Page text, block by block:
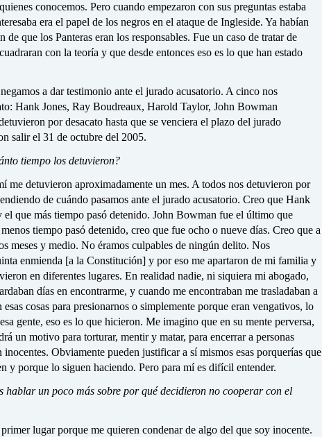
conocemos. Pero cuando empezaron con sus preguntas estaba
era el papel de los negros en el ataque de Ingleside. Ya habían
de que los Panteras eran los responsables. Fue un caso de tratar de
con la teoría y que desde entonces eso es lo que han estado
a dar testimonio ante el jurado acusatorio. A cinco nos
Hank Jones, Ray Boudreaux, Harold Taylor, John Bowman
por desacato hasta que se venciera el plazo del jurado
salir el 31 de octubre del 2005.
tiempo los detuvieron?
me detuvieron aproximadamente un mes. A todos nos detuvieron por
de cuándo pasamos ante el jurado acusatorio. Creo que Hank
el que más tiempo pasó detenido. John Bowman fue el último que
tiempo pasó detenido, creo que fue ocho o nueve días. Creo que a
meses y medio. No éramos culpables de ningún delito. Nos
enmienda [a la Constitución] y por eso me apartaron de mi familia y
en diferentes lugares. En realidad nadie, ni siquiera mi abogado,
días en encontrarme, y cuando me encontraban me trasladaban a
cosas para presionarnos o simplemente porque eran vengativos, lo
gente, eso es lo que hicieron. Me imagino que en su mente perversa,
un motivo para torturar, mentir y matar, para encerrar a personas
inocentes. Obviamente pueden justificar a sí mismos esas porquerías que
y porque lo siguen haciendo. Pero para mí es difícil entender.
hablar un poco más sobre por qué decidieron no cooperar con el
lugar porque me quieren condenar de algo del que soy inocente.